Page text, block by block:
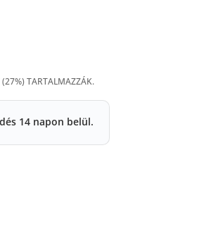
TARTALMAZZÁK.
14 napon belül.